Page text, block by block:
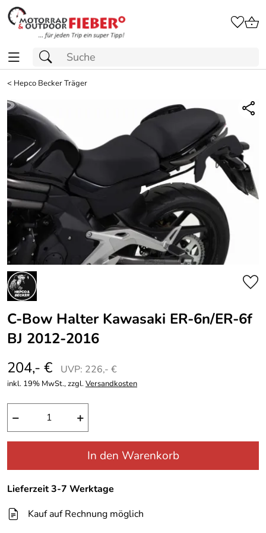
< Hepco Becker Träger
C-Bow Halter Kawasaki ER-6n/ER-6f
BJ 2012-2016
204,- €
UVP: 226,- €
inkl. 19% MwSt., zzgl.Versandkosten
− +
In den Warenkorb
Lieferzeit 3-7 Werktage
Kauf auf Rechnung möglich